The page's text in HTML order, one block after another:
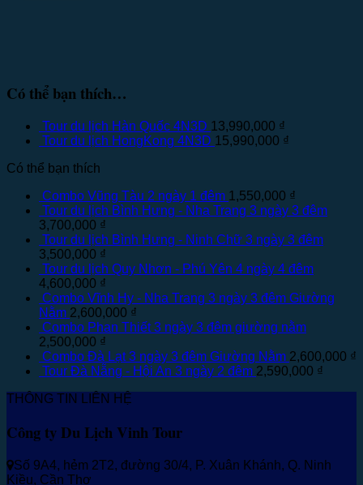
Có thể bạn thích…
Tour du lịch Hàn Quốc 4N3D 13,990,000 ₫
Tour du lịch HongKong 4N3D 15,990,000 ₫
Có thể bạn thích
Combo Vũng Tàu 2 ngày 1 đêm 1,550,000 ₫
Tour du lịch Bình Hưng - Nha Trang 3 ngày 3 đêm
3,700,000 ₫
Tour du lịch Bình Hưng - Ninh Chữ 3 ngày 3 đêm
3,500,000 ₫
Tour du lịch Quy Nhơn - Phú Yên 4 ngày 4 đêm
4,600,000 ₫
Combo Vĩnh Hy - Nha Trang 3 ngày 3 đêm Giường
Nằm 2,600,000 ₫
Combo Phan Thiết 3 ngày 3 đêm giường nằm
2,500,000 ₫
Combo Đà Lạt 3 ngày 3 đêm Giường Nằm 2,600,000 ₫
Tour Đà Nẵng - Hội An 3 ngày 2 đêm 2,590,000 ₫
THÔNG TIN LIÊN HỆ
Công ty Du Lịch Vinh Tour
Số 9A4, hẻm 2T2, đường 30/4, P. Xuân Khánh, Q. Ninh
Kiều, Cần Thơ